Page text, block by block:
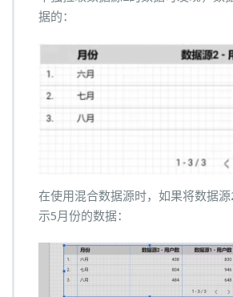
据的：
在使用混合数据源时，如果将数据
示5月份的数据：